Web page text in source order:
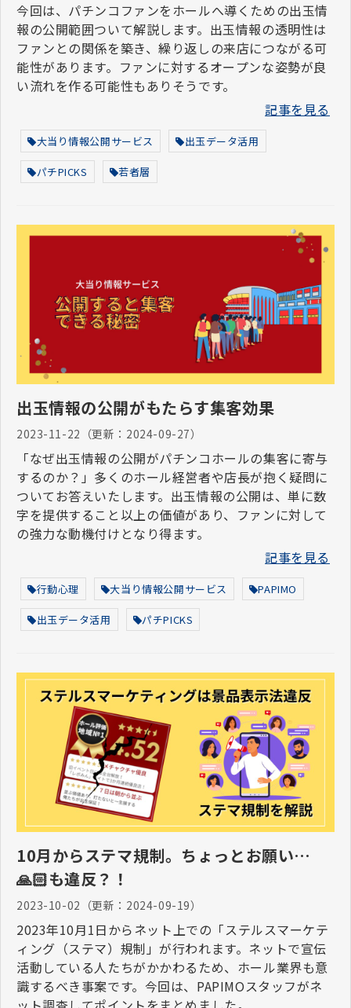
今回は、パチンコファンをホールへ導くための出玉情
報の公開範囲ついて解説します。出玉情報の透明性は
ファンとの関係を築き、繰り返しの来店につながる可
能性があります。ファンに対するオープンな姿勢が良
い流れを作る可能性もありそうです。
記事を見る
大当り情報公開サービス 出玉データ活用
パチPICKS 若者層
出玉情報の公開がもたらす集客効果
2023-11-22 （更新： 2024-09-27）
「なぜ出玉情報の公開がパチンコホールの集客に寄与
するのか？」多くのホール経営者や店長が抱く疑問に
ついてお答えいたします。出玉情報の公開は、単に数
字を提供すること以上の価値があり、ファンに対して
の強力な動機付けとなり得ます。
記事を見る
行動心理 大当り情報公開サービス PAPIMO
出玉データ活用 パチPICKS
10月からステマ規制。ちょっとお願い…
🙏🏻も違反？！
2023-10-02 （更新： 2024-09-19）
2023年10月1日からネット上での「ステルスマーケテ
ィング（ステマ）規制」が行われます。ネットで宣伝
活動している人たちがかかわるため、ホール業界も意
識するべき事案です。今回は、PAPIMOスタッフがネ